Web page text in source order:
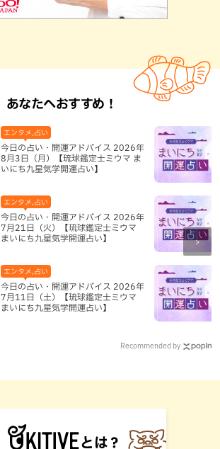
あなたへおすすめ！
今日の占い・開運アドバイス 2026年
8月3日（月）【琉球鑑定士ミウマ ま
いにち九星気学開運占い】
エンタメ,占い
今日の占い・開運アドバイス 2026年
7月21日（火）【琉球鑑定士ミウマ
まいにち九星気学開運占い】
エンタメ,占い
今日の占い・開運アドバイス 2026年
7月11日（土）【琉球鑑定士ミウマ
まいにち九星気学開運占い】
エンタメ,占い
Recommended by